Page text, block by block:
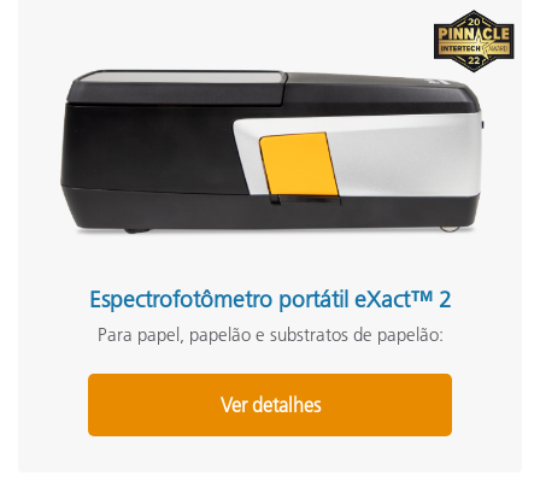
Espectrofotômetro portátil eXact™ 2
Para papel, papelão e substratos de papelão:
Ver detalhes